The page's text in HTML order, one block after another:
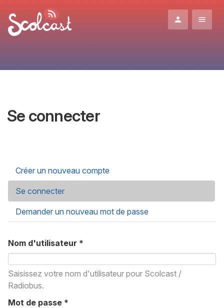
Se connecter
Onglets principaux
Créer un nouveau compte
Se connecter
Demander un nouveau mot de passe
Nom d'utilisateur *
Saisissez votre nom d'utilisateur pour Scolcast /
Radiobus.
Mot de passe *